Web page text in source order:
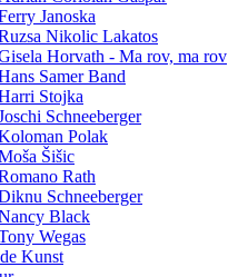
Janoska
Nikolic Lakatos
Horvath - Ma rov, ma rov
Samer Band
Stojka
Schneeberger
Polak
Šišic
Rath
Schneeberger
Black
Wegas
Kunst